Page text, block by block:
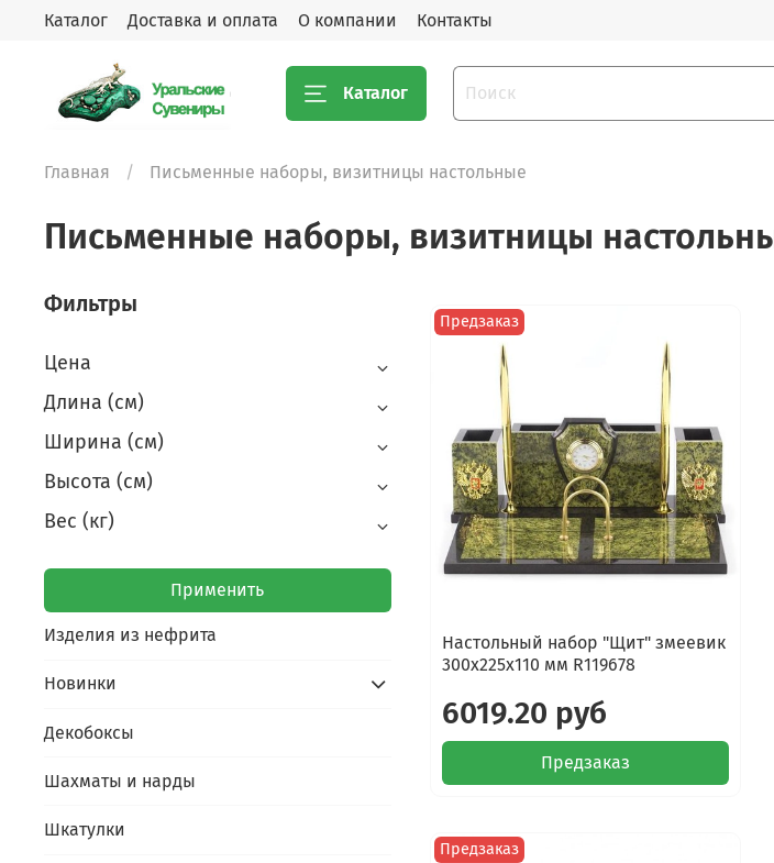
Каталог Доставка и оплата О компании Контакты
Каталог
Главная Письменные наборы, визитницы настольные
Письменные наборы, визитницы
Предзаказ
Настольный набор "Щит" змеевик
300х225х110 мм R119678
6019.20 руб
Предзаказ
Предзаказ
Фильтры
Цена
Длина (см)
Ширина (см)
Высота (см)
Вес (кг)
Применить
Изделия из нефрита
Новинки
Декобоксы
Шахматы и нарды
Шкатулки